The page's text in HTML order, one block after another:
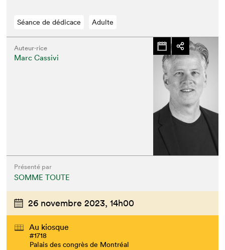
Séance de dédicace Adulte
Auteur·rice
Marc Cassivi
Présenté par
SOMME TOUTE
26 novembre 2023, 14h00
Au kiosque
#1718
Palais des congrès de Montréal